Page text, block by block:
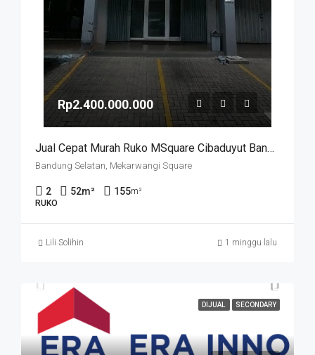
Rp2.400.000.000
Jual Cepat Murah Ruko MSquare Cibaduyut Bandung
Bandung Selatan, Mekarwangi Square
2 52m² 155m²
RUKO
Lili Solihin 1 minggu lalu
DIJUAL SECONDARY